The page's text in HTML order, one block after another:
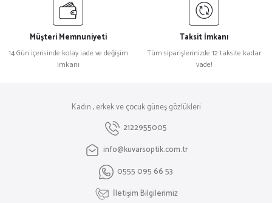
Müşteri Memnuniyeti
14 Gün içerisinde kolay iade ve değişim
imkanı
Taksit İmkanı
Tüm siparişlerinizde 12 taksite kadar
vade!
Kadın , erkek ve çocuk güneş gözlükleri
2122955005
info@kuvarsoptik.com.tr
0555 095 66 53
İletişim Bilgilerimiz